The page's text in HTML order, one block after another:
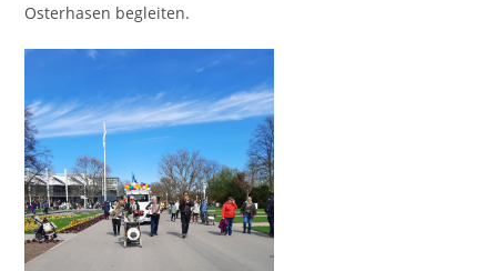
Osterhasen begleiten.